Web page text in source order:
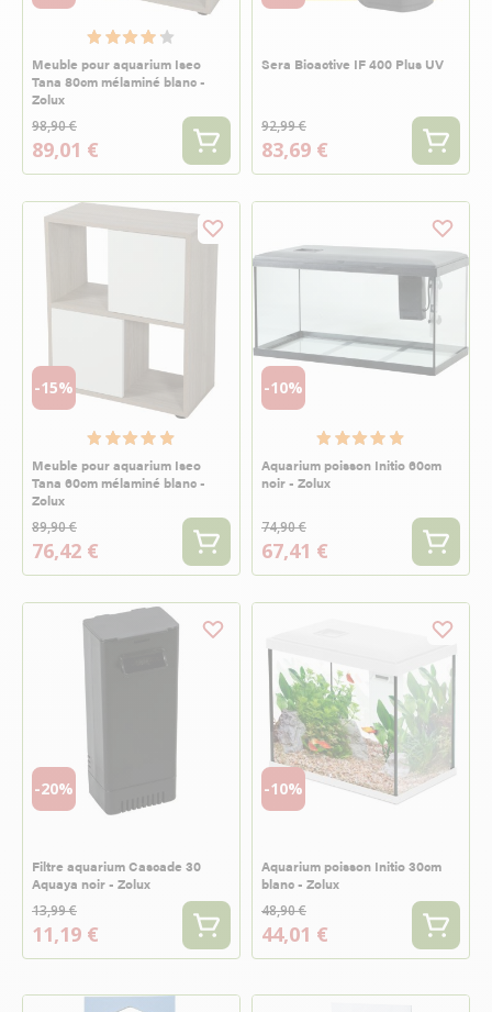
Meuble pour aquarium Iseo
Tana 80cm mélaminé blanc -
Zolux
98,90 €
89,01 €
Sera Bioactive IF 400 Plus UV
92,99 €
83,69 €
-15%
Meuble pour aquarium Iseo
Tana 60cm mélaminé blanc -
Zolux
89,90 €
76,42 €
-10%
Aquarium poisson Initio 60cm
noir - Zolux
74,90 €
67,41 €
-20%
Filtre aquarium Cascade 30
Aquaya noir - Zolux
13,99 €
11,19 €
-10%
Aquarium poisson Initio 30cm
blanc - Zolux
48,90 €
44,01 €